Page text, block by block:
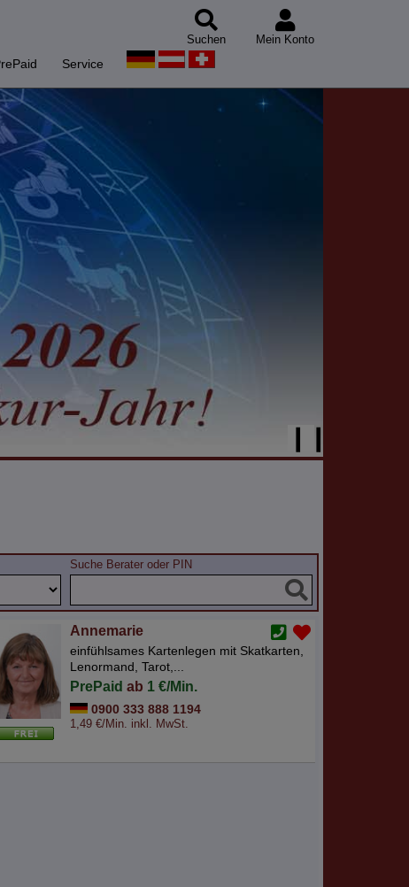
Suchen Mein Konto
Service
Suche Berater oder PIN
Annemarie
einfühlsames Kartenlegen mit Skatkarten,
Lenormand, Tarot,...
PrePaid ab 1 €/Min.
0900 333 888 1194
1,49 €/Min. inkl. MwSt.